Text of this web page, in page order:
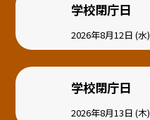
学校閉庁日
2026年8月12日 (水)
学校閉庁日
2026年8月13日 (木)